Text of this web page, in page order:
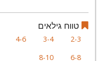
טווח גילאים
2-3
3-4
4-6
6-8
8-10